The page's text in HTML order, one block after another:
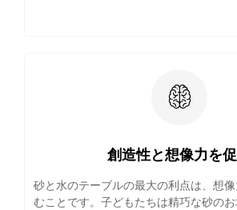
創造性と想像力を
砂と水のテーブルの最大の利点は、想
むことです。子どもたちは精巧な砂の